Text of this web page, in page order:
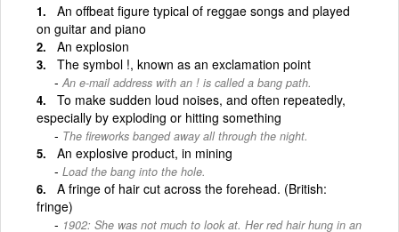
An offbeat figure typical of reggae songs and played
on guitar and piano
An explosion
The symbol !, known as an exclamation point
An e-mail address with an ! is called a bang path.
To make sudden loud noises, and often repeatedly,
especially by exploding or hitting something
The fireworks banged away all through the night.
An explosive product, in mining
Load the bang into the hole.
A fringe of hair cut across the forehead. (British:
fringe)
1902: She was not much to look at. Her red hair hung in an